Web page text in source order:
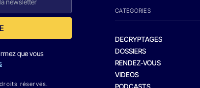
que vous
réservés.
CATEGORIES
DECRYPTAGES
DOSSIERS
RENDEZ-VOUS
VIDEOS
PODCASTS